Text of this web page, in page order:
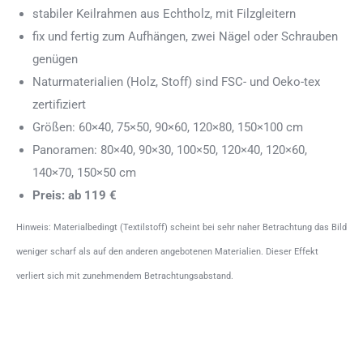
stabiler Keilrahmen aus Echtholz, mit Filzgleitern
fix und fertig zum Aufhängen, zwei Nägel oder Schrauben
genügen
Naturmaterialien (Holz, Stoff) sind FSC- und Oeko-tex
zertifiziert
Größen: 60×40, 75×50, 90×60, 120×80, 150×100 cm
Panoramen: 80×40, 90×30, 100×50, 120×40, 120×60,
140×70, 150×50 cm
Preis: ab 119 €
Hinweis: Materialbedingt (Textilstoff) scheint bei sehr naher Betrachtung das Bild
weniger scharf als auf den anderen angebotenen Materialien. Dieser Effekt
verliert sich mit zunehmendem Betrachtungsabstand.